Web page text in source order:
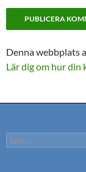
Denna webbplats
Lär dig om hur din
Sök
efter: